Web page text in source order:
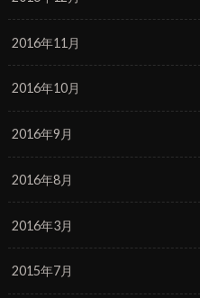
2016年11月
2016年10月
2016年9月
2016年8月
2016年3月
2015年7月